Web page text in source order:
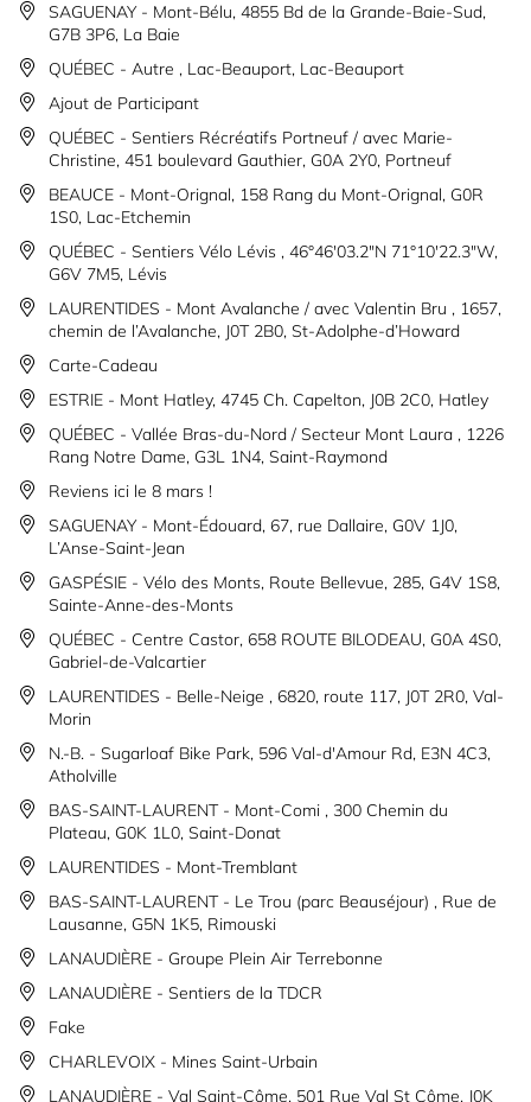
SAGUENAY - Mont-Bélu, 4855 Bd de la Grande-Baie-Sud,
G7B 3P6, La Baie
QUÉBEC - Autre , Lac-Beauport, Lac-Beauport
Ajout de Participant
QUÉBEC - Sentiers Récréatifs Portneuf / avec Marie-
Christine, 451 boulevard Gauthier, G0A 2Y0, Portneuf
BEAUCE - Mont-Orignal, 158 Rang du Mont-Orignal, G0R
1S0, Lac-Etchemin
QUÉBEC - Sentiers Vélo Lévis , 46°46'03.2"N 71°10'22.3"W,
G6V 7M5, Lévis
LAURENTIDES - Mont Avalanche / avec Valentin Bru , 1657,
chemin de l’Avalanche, J0T 2B0, St-Adolphe-d’Howard
Carte-Cadeau
ESTRIE - Mont Hatley, 4745 Ch. Capelton, J0B 2C0, Hatley
QUÉBEC - Vallée Bras-du-Nord / Secteur Mont Laura , 1226
Rang Notre Dame, G3L 1N4, Saint-Raymond
Reviens ici le 8 mars !
SAGUENAY - Mont-Édouard, 67, rue Dallaire, G0V 1J0,
L’Anse-Saint-Jean
GASPÉSIE - Vélo des Monts, Route Bellevue, 285, G4V 1S8,
Sainte-Anne-des-Monts
QUÉBEC - Centre Castor, 658 ROUTE BILODEAU, G0A 4S0,
Gabriel-de-Valcartier
LAURENTIDES - Belle-Neige , 6820, route 117, J0T 2R0, Val-
Morin
N.-B. - Sugarloaf Bike Park, 596 Val-d'Amour Rd, E3N 4C3,
Atholville
BAS-SAINT-LAURENT - Mont-Comi , 300 Chemin du
Plateau, G0K 1L0, Saint-Donat
LAURENTIDES - Mont-Tremblant
BAS-SAINT-LAURENT - Le Trou (parc Beauséjour) , Rue de
Lausanne, G5N 1K5, Rimouski
LANAUDIÈRE - Groupe Plein Air Terrebonne
LANAUDIÈRE - Sentiers de la TDCR
Fake
CHARLEVOIX - Mines Saint-Urbain
LANAUDIÈRE - Val Saint-Côme, 501 Rue Val St Côme, J0K